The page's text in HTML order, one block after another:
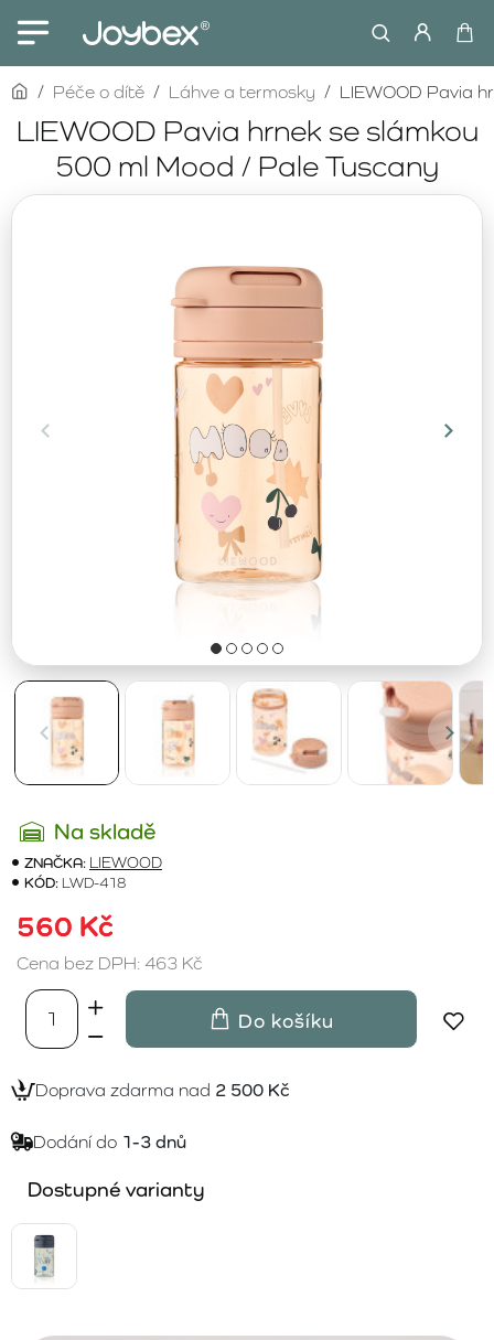
LIEWOOD Pavia hrnek se slámkou
500 ml Mood / Pale Tuscany
homePéče o dítě Láhve a termosky LIEWOOD Pavia
Na skladě
ZNAČKA: LIEWOOD
KÓD: LWD-418
560 Kč
Cena bez DPH: 463 Kč
Do košíku
Doprava zdarma nad 2 500 Kč
Dodání do 1-3 dnů
Dostupné varianty